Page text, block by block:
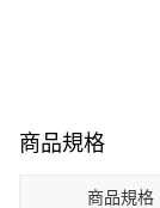
商品規格
商品規格